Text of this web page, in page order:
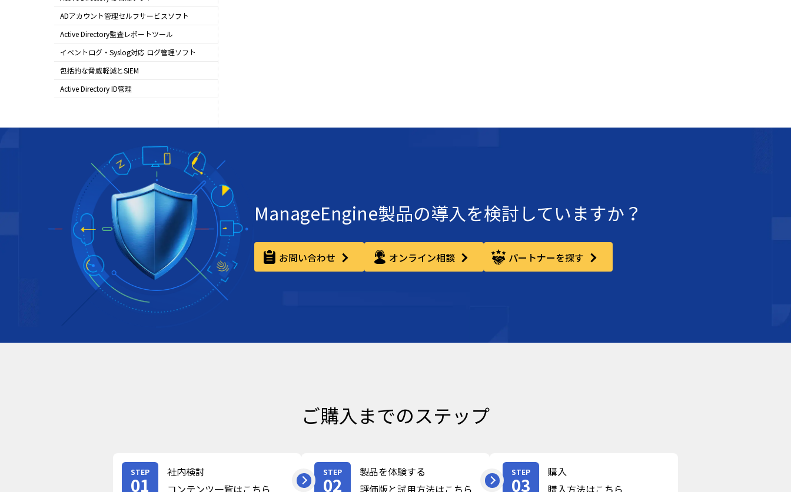
ADManager Plus
ADアカウント管理セルフサービスソフト
ADSelfService Plus
Active Directory監査レポートツール
ADAudit Plus
イベントログ・Syslog対応 ログ管理ソフト
EventLog Analyzer
包括的な脅威軽減とSIEM
Log360
Active Directory ID管理
ManageEngine製品の導入を検討していますか？
お問い合わせ オンライン相談 パートナーを探す
ご購入までのステップ
STEP
01
社内検討
コンテンツ一覧はこちら
STEP
02
製品を体験する
評価版と試用方法はこちら
STEP
03
購入
購入方法はこちら